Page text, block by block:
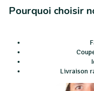
Pourquoi choisir
Livraison